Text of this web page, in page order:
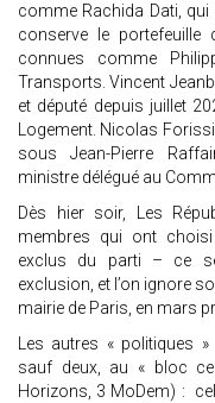
comme Rachida Dati, qui
conserve le portefeuille
connues comme
Transports. Vincent
et député depuis juillet
Logement. Nicolas
sous Jean-Pierre
ministre délégué au
Dès hier soir, Les
membres qui ont
exclus du parti – ce
exclusion, et l’on ignore
mairie de Paris, en mars
Les autres « politiques
sauf deux, au « bloc
Horizons, 3 MoDem) :